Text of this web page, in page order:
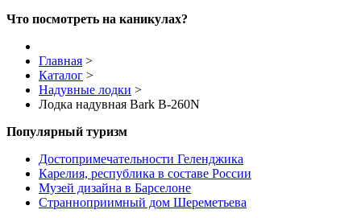
Что посмотреть на каникулах?
Главная >
Каталог >
Надувные лодки >
Лодка надувная Bark B-260N
Популярный туризм
Достопримечательности Геленджика
Карелия, республика в составе России
Музей дизайна в Барселоне
Странноприимный дом Шереметьева